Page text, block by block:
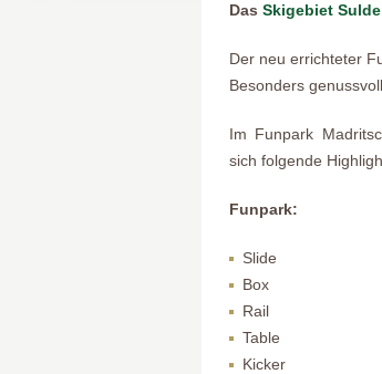
Das Skigebiet
Der neu errichteter
Besonders
Im Funpark
sich folgende
Funpark:
Slide
Box
Rail
Table
Kicker